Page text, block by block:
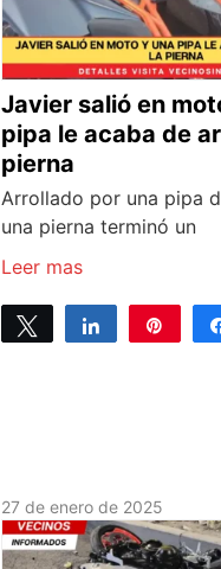
Javier salió en
pipa le acaba de
pierna
Arrollado por una pipa
una pierna terminó un
Leer mas
Tweet Share
27 de enero de 2025